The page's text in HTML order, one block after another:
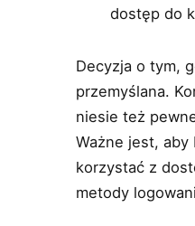
dostęp do
Decyzja o tym,
przemyślana.
niesie też
Ważne jest, aby
korzystać z
metody